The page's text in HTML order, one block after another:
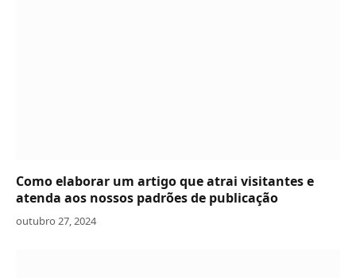
Como elaborar um artigo que atrai visitantes e
atenda aos nossos padrões de publicação
outubro 27, 2024